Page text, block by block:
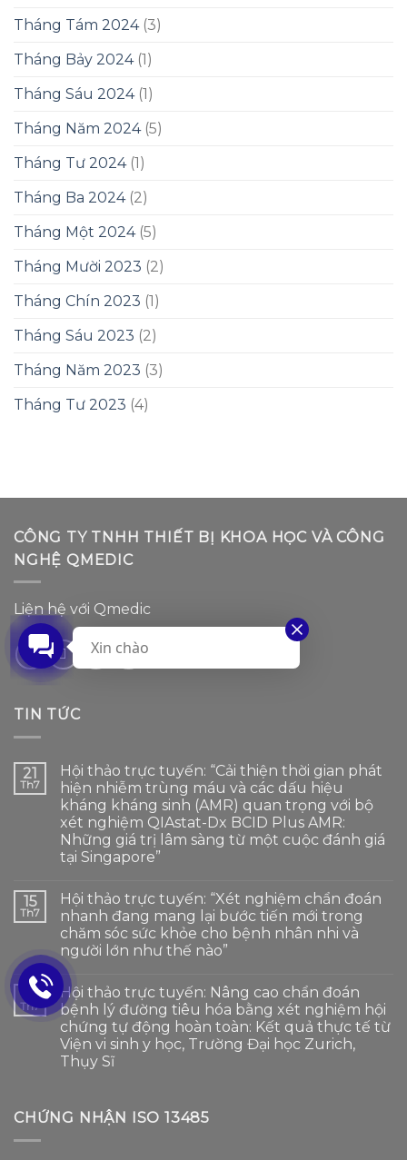
Tháng Tám 2024(3)
Tháng Bảy 2024(1)
Tháng Sáu 2024(1)
Tháng Năm 2024(5)
Tháng Tư 2024(1)
Tháng Ba 2024(2)
Tháng Một 2024(5)
Tháng Mười 2023 (2)
Tháng Chín 2023 (1)
Tháng Sáu 2023 (2)
Tháng Năm 2023 (3)
Tháng Tư 2023 (4)
CÔNG TY TNHH THIẾT BỊ KHOA HỌC VÀ CÔNG
NGHỆ QMEDIC
Liện hệ với Qmedic
TIN TỨC
21
Th7
Hội thảo trực tuyến: “Cải thiện thời gian phát
hiện nhiễm trùng máu và các dấu hiệu
kháng kháng sinh (AMR) quan trọng với bộ
xét nghiệm QIAstat-Dx BCID Plus AMR:
Những giá trị lâm sàng từ một cuộc đánh giá
tại Singapore”
15
Th7
Hội thảo trực tuyến: “Xét nghiệm chẩn đoán
nhanh đang mang lại bước tiến mới trong
chăm sóc sức khỏe cho bệnh nhân nhi và
người lớn như thế nào”
06
Th7
Hội thảo trực tuyến: Nâng cao chẩn đoán
bệnh lý đường tiêu hóa bằng xét nghiệm hội
chứng tự động hoàn toàn: Kết quả thực tế từ
Viện vi sinh y học, Trường Đại học Zurich,
Thụy Sĩ
CHỨNG NHẬN ISO 13485
Xin chào